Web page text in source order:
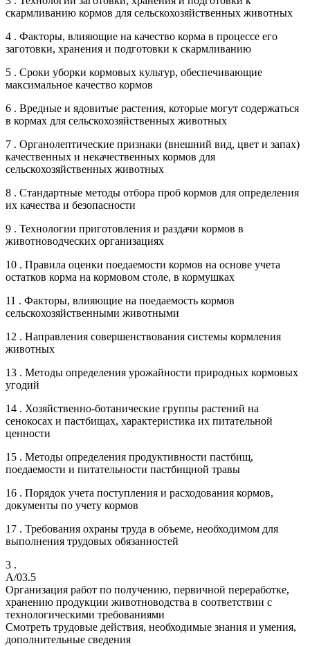
скармливанию кормов для сельскохозяйственных животных
4 . Факторы, влияющие на качество корма в процессе его
заготовки, хранения и подготовки к скармливанию
5 . Сроки уборки кормовых культур, обеспечивающие
максимальное качество кормов
6 . Вредные и ядовитые растения, которые могут содержаться
в кормах для сельскохозяйственных животных
7 . Органолептические признаки (внешний вид, цвет и запах)
качественных и некачественных кормов для
сельскохозяйственных животных
8 . Стандартные методы отбора проб кормов для определения
их качества и безопасности
9 . Технологии приготовления и раздачи кормов в
животноводческих организациях
10 . Правила оценки поедаемости кормов на основе учета
остатков корма на кормовом столе, в кормушках
11 . Факторы, влияющие на поедаемость кормов
сельскохозяйственными животными
12 . Направления совершенствования системы кормления
животных
13 . Методы определения урожайности природных кормовых
угодий
14 . Хозяйственно-ботанические группы растений на
сенокосах и пастбищах, характеристика их питательной
ценности
15 . Методы определения продуктивности пастбищ,
поедаемости и питательности пастбищной травы
16 . Порядок учета поступления и расходования кормов,
документы по учету кормов
17 . Требования охраны труда в объеме, необходимом для
выполнения трудовых обязанностей
3 .
A/03.5
Организация работ по получению, первичной переработке,
хранению продукции животноводства в соответствии с
технологическими требованиями
Смотреть трудовые действия, необходимые знания и умения,
дополнительные сведения